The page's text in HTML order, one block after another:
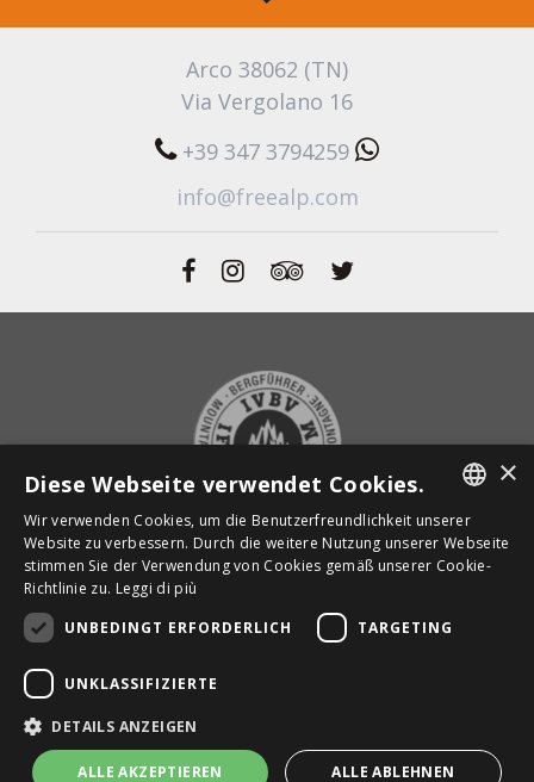
Arco 38062 (TN)
Via Vergolano 16
+39 347 3794259
info@freealp.com
ZURÜCK ZUR STARTSEITE
Graffiti Web
privacy policy | cookie policy
ITALIAN
ENGLISH
×
Diese Webseite verwendet Cookies.
Wir verwenden Cookies, um die Benutzerfreundlichkeit unserer
Website zu verbessern. Durch die weitere Nutzung unserer Webseite
stimmen Sie der Verwendung von Cookies gemäß unserer Cookie-
Richtlinie zu. Leggi di più
UNBEDINGT ERFORDERLICH
TARGETING
UNKLASSIFIZIERTE
DETAILS ANZEIGEN
ALLE AKZEPTIEREN ALLE ABLEHNEN